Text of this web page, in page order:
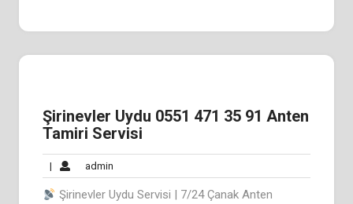
Şirinevler Uydu 0551 471 35 91 Anten
Tamiri Servisi
| admin
Şirinevler Uydu Servisi | 7/24 Çanak Anten